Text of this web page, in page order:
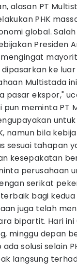
alasan PT
PHK
global.
Presiden
ke
Multistada
pasar ekspor,"
pun meminta PT
namun bila
sesuai tahapan
kesepakatan
perusahaan
serikat
bagi kedua
juga telah
bipartit. Hari
minggu depan
solusi selain
langsung